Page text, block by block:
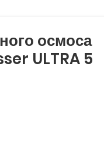
осмоса
ULTRA 5